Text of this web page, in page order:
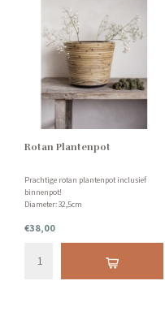
Rotan Plantenpot
Prachtige rotan plantenpot inclusief
binnenpot!
Diameter: 32,5cm
Hoogte: 27,5 cm
€38,00